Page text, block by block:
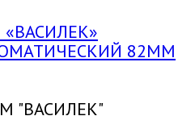
«ВАСИЛЕК»
82ММ